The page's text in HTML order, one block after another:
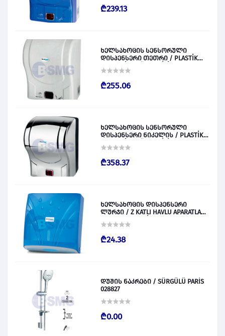
₾239.13
ხელსახოცის სენსორული
დისპენსერი თეთრი / PLASTİK
028829
₾255.06
ხელსახოცის სენსორული
დისპენსერი ნიკელის / PLASTİK
028830
₾358.37
ხელსახოცის დისპენსერი
ლურჯი / Z KATLI HAVLU APARATLARI
₾24.38
დუშის ნაკრები / SÜRGÜLÜ PARİS
028827
₾0.00